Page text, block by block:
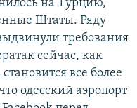
на Турцию,
Штаты. Ряду
требования
сейчас, как
все более
одесский аэропорт